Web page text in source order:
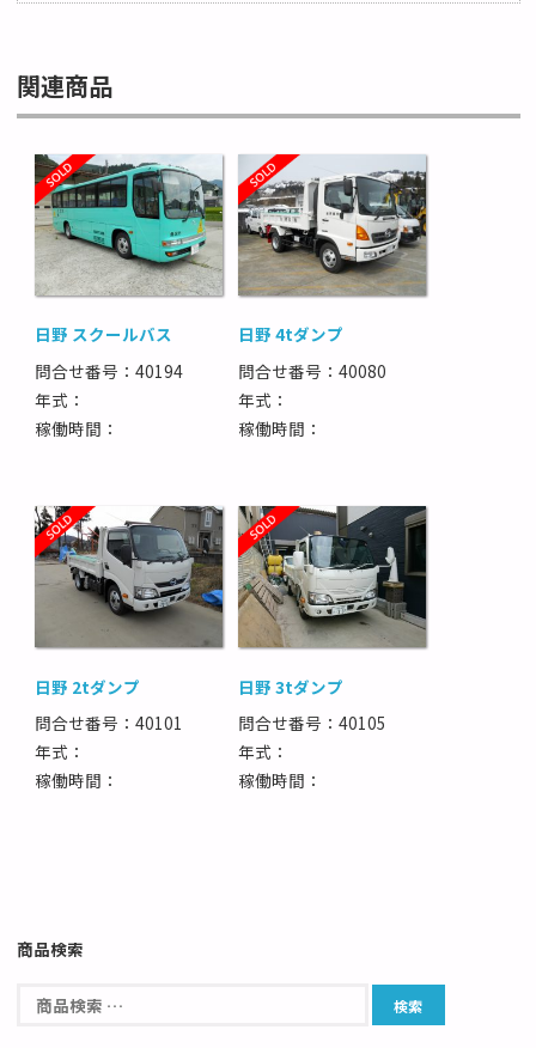
関連商品
日野 スクールバス
問合せ番号：40194
年式：
稼働時間：
日野 4tダンプ
問合せ番号：40080
年式：
稼働時間：
日野 2tダンプ
問合せ番号：40101
年式：
稼働時間：
日野 3tダンプ
問合せ番号：40105
年式：
稼働時間：
商品検索